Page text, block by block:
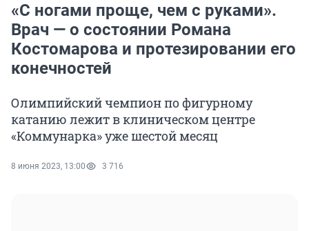
«С ногами проще, чем с руками».
Врач — о состоянии Романа
Костомарова и протезировании его
конечностей
Олимпийский чемпион по фигурному
катанию лежит в клиническом центре
«Коммунарка» уже шестой месяц
8 июня 2023, 13:00 3 716